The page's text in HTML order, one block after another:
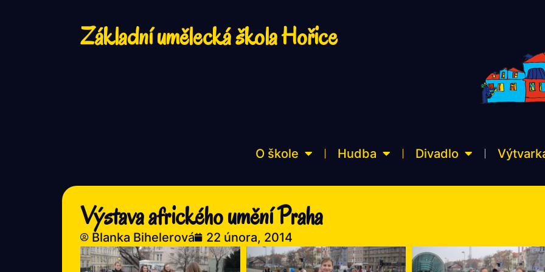
Základní umělecká škola Hořice
O škole Hudba Divadlo
Výstava afrického umění Praha
Blanka Bihelerová 22 února, 2014